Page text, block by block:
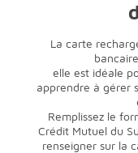
La carte
elle est idéale
apprendre à gérer
Remplissez le
Crédit Mutuel du
renseigner sur la